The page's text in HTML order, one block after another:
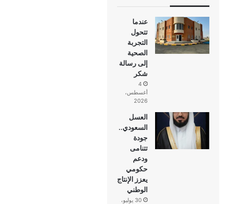
عندما
تتحول
التجربة
الصحية
إلى رسالة
شكر
4
أغسطس،
2026
العسل
السعودي..
جودة
تتنامى
ودعم
حكومي
يعزز الإنتاج
الوطني
30 يوليو،